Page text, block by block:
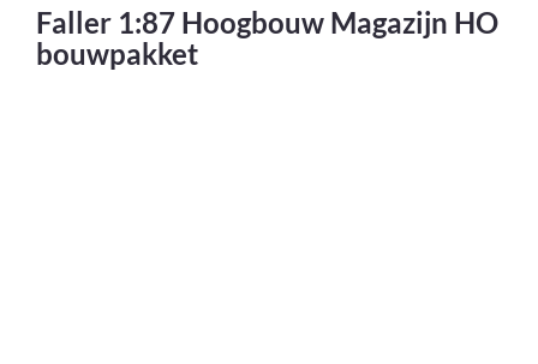
Faller 1:87 Hoogbouw Magazijn HO
bouwpakket